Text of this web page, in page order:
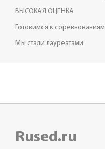
ВЫСОКАЯ ОЦЕНКА
Готовимся к соревнованиям
Мы стали лауреатами
Rused.ru